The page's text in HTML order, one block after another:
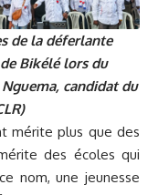
de la déferlante
Bikélé lors du
candidat du
mérite plus que des
des écoles qui
nom, une jeunesse